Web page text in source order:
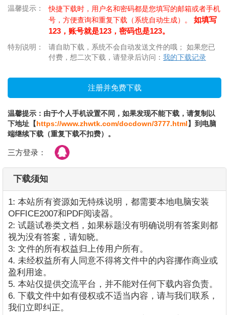
温馨提示：
快捷下载时，用户名和密码都是您填写的邮箱或者手机
号，方便查询和重复下载（系统自动生成）。 如填写
123，账号就是123，密码也是123。
特别说明：
请自助下载，系统不会自动发送文件的哦； 如果您已
付费，想二次下载，请登录后访问： 我的下载记录
温馨提示：由于个人手机设置不同，如果发现不能下载，请复制以
下地址【https://www.zhwtk.com/docdown/3777.html】到电脑
端继续下载（重复下载不扣费）。
三方登录：
下载须知
1: 本站所有资源如无特殊说明，都需要本地电脑安装
OFFICE2007和PDF阅读器。
2: 试题试卷类文档，如果标题没有明确说明有答案则都
视为没有答案，请知晓。
3: 文件的所有权益归上传用户所有。
4. 未经权益所有人同意不得将文件中的内容挪作商业或
盈利用途。
5. 本站仅提供交流平台，并不能对任何下载内容负责。
6. 下载文件中如有侵权或不适当内容，请与我们联系，
我们立即纠正。